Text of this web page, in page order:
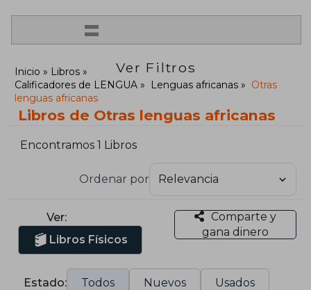
=
Ver Filtros
Inicio
Libros
Calificadores de LENGUA
Lenguas africanas
Otras
lenguas africanas
Libros de Otras lenguas africanas
Encontramos 1 Libros
Ordenar por
Ver:
Libros Físicos
Comparte y
gana dinero
Estado: Todos Nuevos Usados